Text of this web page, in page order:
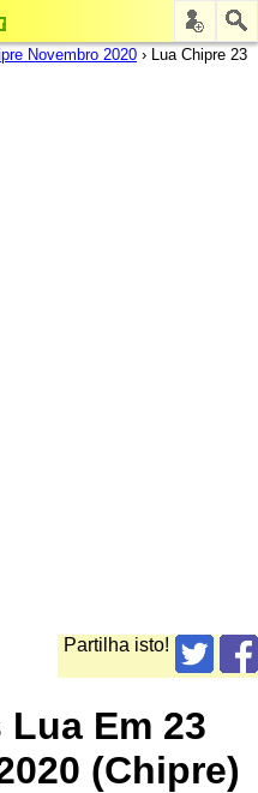
Novembro 2020 › Lua Chipre 23
Partilha isto!
Em 23
(Chipre)